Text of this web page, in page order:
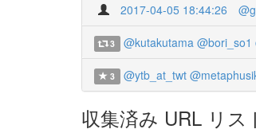
2017-04-05 18:44:26
3 @kutakutama @bori_so1
3 @ytb_at_twt
収集済み URL リス